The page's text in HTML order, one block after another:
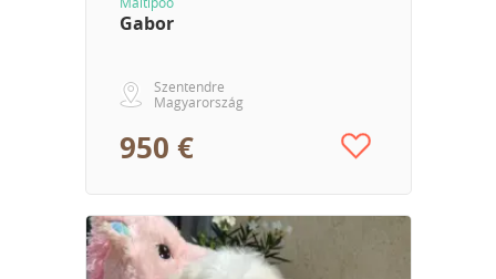
Gabor
Szentendre
Magyarország
950 €